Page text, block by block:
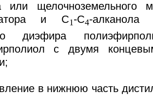
или щелочноземельного
и C1-C4-
диэфира
с двумя
в нижнюю часть